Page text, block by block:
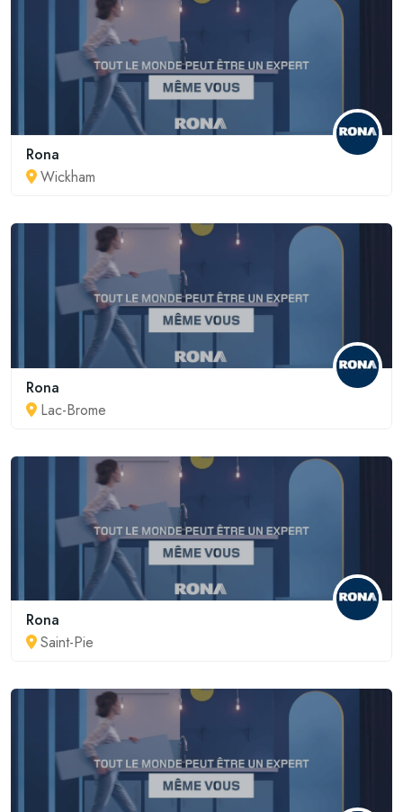
Rona
Wickham
Rona
Lac-Brome
Rona
Saint-Pie